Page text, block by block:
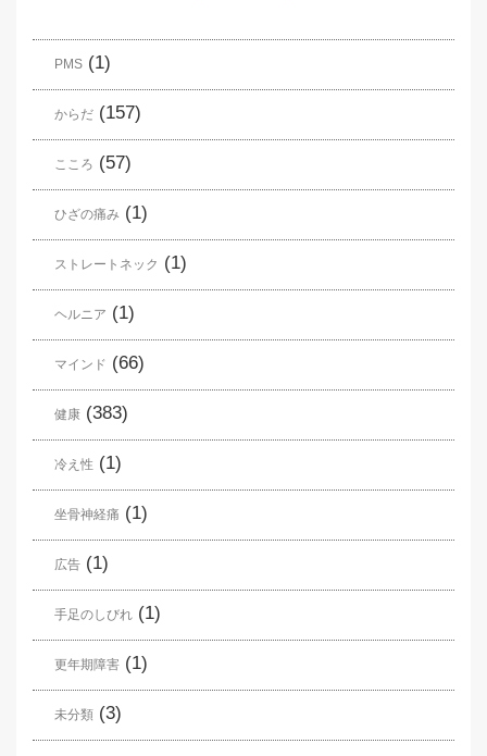
PMS (1)
からだ (157)
こころ (57)
ひざの痛み (1)
ストレートネック (1)
ヘルニア (1)
マインド (66)
健康 (383)
冷え性 (1)
坐骨神経痛 (1)
広告 (1)
手足のしびれ (1)
更年期障害 (1)
未分類 (3)